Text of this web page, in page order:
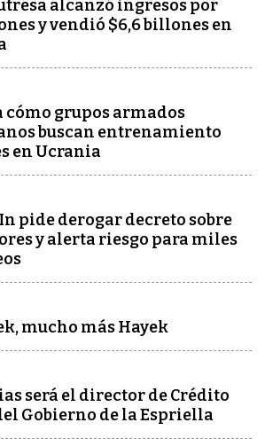
alcanzó ingresos por
y vendió $6,6 billones en
cómo grupos armados
buscan entrenamiento
en Ucrania
pide derogar decreto sobre
y alerta riesgo para miles
mucho más Hayek
será el director de Crédito
Gobierno de la Espriella